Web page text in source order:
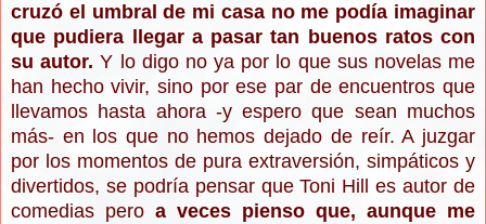
cruzó el umbral de mi casa no me podía imaginar
que pudiera llegar a pasar tan buenos ratos con
su autor.Y lo digo no ya por lo que sus novelas me
han hecho vivir, sino por ese par de encuentros que
llevamos hasta ahora -y espero que sean muchos
más- en los que no hemos dejado de reír. A juzgar
por los momentos de pura extraversión, simpáticos y
divertidos, se podría pensar que Toni Hill es autor de
comedias pero a veces pienso que, aunque me